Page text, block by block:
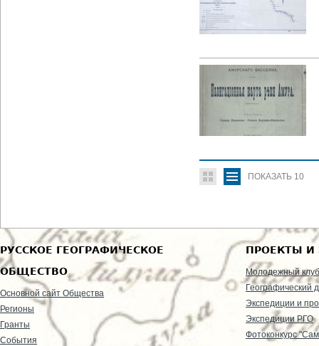
ПОКАЗАТЬ 10
РУССКОЕ ГЕОГРАФИЧЕСКОЕ
ОБЩЕСТВО
Основной сайт Общества
Регионы
Гранты
События
ПРОЕКТЫ И
Молодежный клуб
Географический
Экспедиции и
Экспедиции РГО
Фотоконкурс